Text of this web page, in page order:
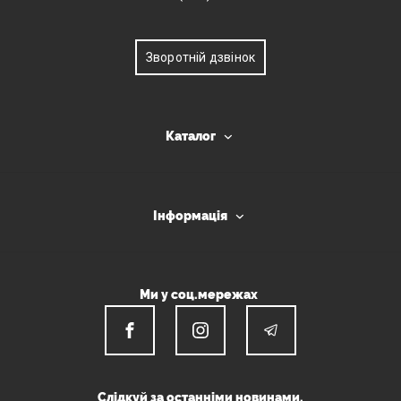
Зворотній дзвінок
Каталог
Інформація
Ми у соц.мережах
Слідкуй за останніми новинами.